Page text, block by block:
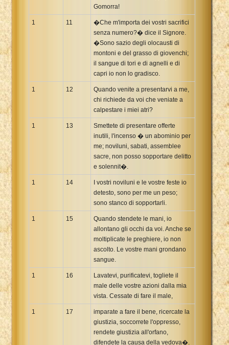
Gomorra!
1 11
�Che m'importa dei vostri sacrifici
senza numero?� dice il Signore.
�Sono sazio degli olocausti di
montoni e del grasso di giovenchi;
il sangue di tori e di agnelli e di
capri io non lo gradisco.
1 12
Quando venite a presentarvi a me,
chi richiede da voi che veniate a
calpestare i miei atri?
1 13
Smettete di presentare offerte
inutili, l'incenso � un abominio per
me; noviluni, sabati, assemblee
sacre, non posso sopportare delitto
e solennit�.
1 14
I vostri noviluni e le vostre feste io
detesto, sono per me un peso;
sono stanco di sopportarli.
1 15
Quando stendete le mani, io
allontano gli occhi da voi. Anche se
moltiplicate le preghiere, io non
ascolto. Le vostre mani grondano
sangue.
1 16
Lavatevi, purificatevi, togliete il
male delle vostre azioni dalla mia
vista. Cessate di fare il male,
1 17
imparate a fare il bene, ricercate la
giustizia, soccorrete l'oppresso,
rendete giustizia all'orfano,
difendete la causa della vedova�.